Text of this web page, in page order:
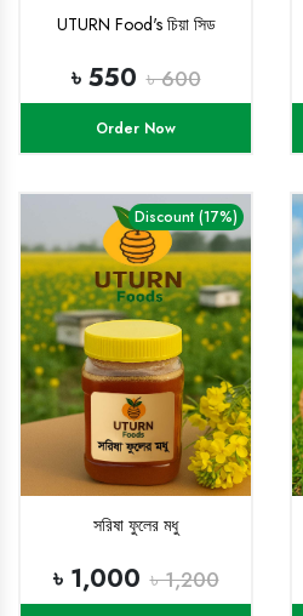
UTURN Food's চিয়া সিড
৳ 550 ৳ 600
Order Now
Discount (17%)
সরিষা ফুলের মধু
৳ 1,000 ৳ 1,200